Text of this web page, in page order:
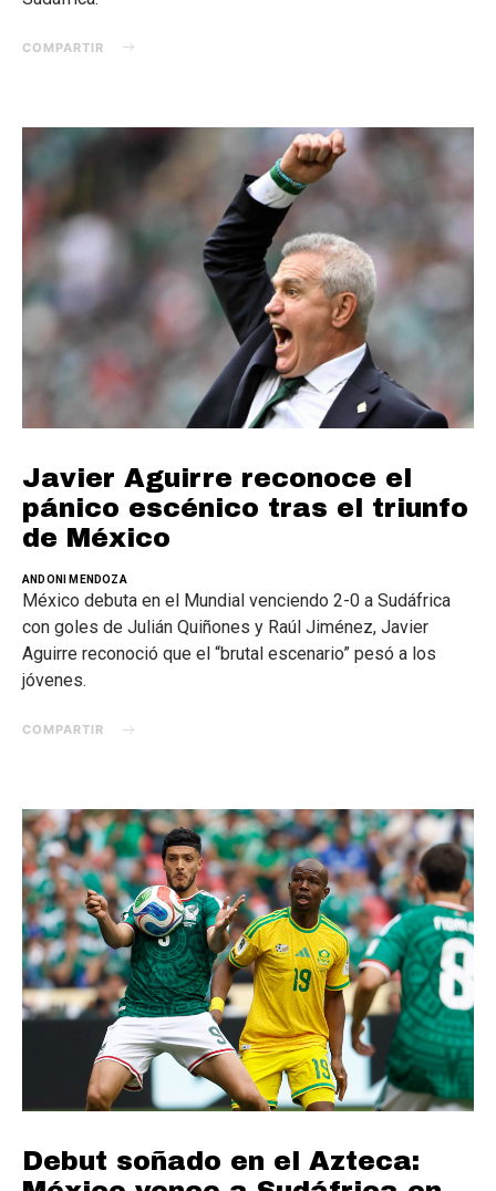
COMPARTIR
Javier Aguirre reconoce el
pánico escénico tras el triunfo
de México
ANDONI MENDOZA
México debuta en el Mundial venciendo 2-0 a Sudáfrica
con goles de Julián Quiñones y Raúl Jiménez, Javier
Aguirre reconoció que el “brutal escenario” pesó a los
jóvenes.
COMPARTIR
Debut soñado en el Azteca: